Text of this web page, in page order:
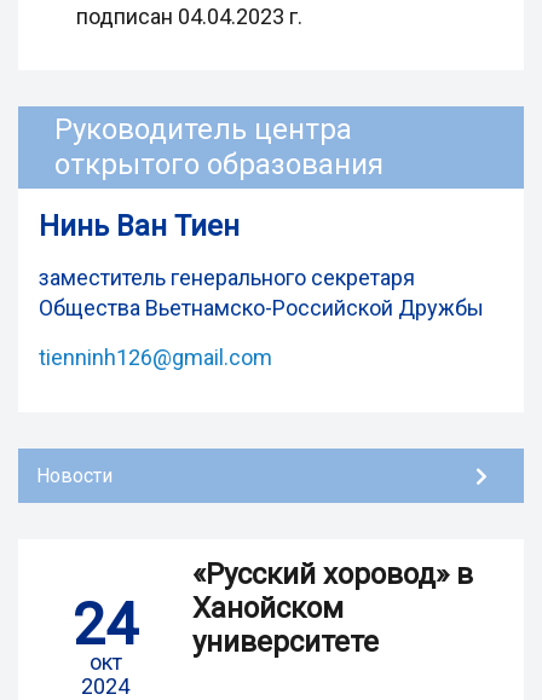
подписан 04.04.2023 г.
Руководитель центра
открытого образования
Нинь Ван Тиен
заместитель генерального секретаря
Общества Вьетнамско-Российской Дружбы
tienninh126@gmail.com
Новости
24
окт
2024
«Русский хоровод» в
Ханойском
университете